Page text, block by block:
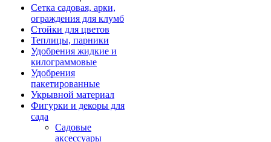
Сетка садовая, арки,
ограждения для клумб
Стойки для цветов
Теплицы, парники
Удобрения жидкие и
килограммовые
Удобрения
пакетированные
Укрывной материал
Фигурки и декоры для
сада
Садовые
аксессуары